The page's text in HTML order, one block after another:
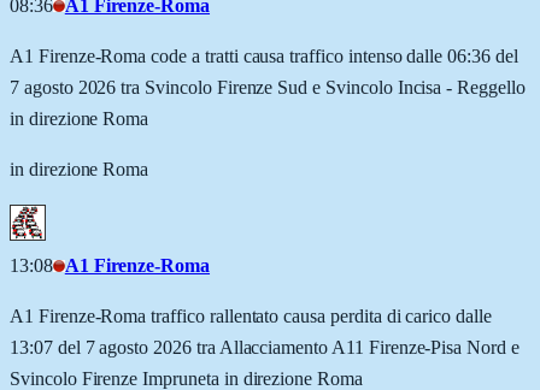
08:36 A1 Firenze-Roma
A1 Firenze-Roma code a tratti causa traffico intenso dalle 06:36 del
7 agosto 2026 tra Svincolo Firenze Sud e Svincolo Incisa - Reggello
in direzione Roma
in direzione Roma
13:08 A1 Firenze-Roma
A1 Firenze-Roma traffico rallentato causa perdita di carico dalle
13:07 del 7 agosto 2026 tra Allacciamento A11 Firenze-Pisa Nord e
Svincolo Firenze Impruneta in direzione Roma